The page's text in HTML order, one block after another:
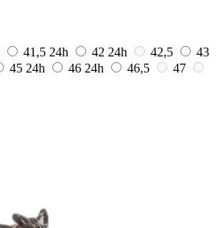
41,5 24h 42 24h 42,5
43
45 24h 46 24h 46,5
47